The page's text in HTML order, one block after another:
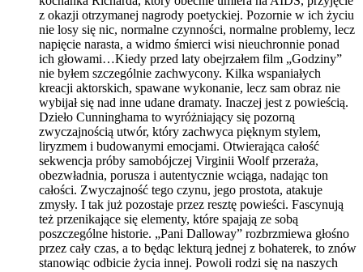
z okazji otrzymanej nagrody poetyckiej. Pozornie w ich życiu
nie losy się nic, normalne czynności, normalne problemy, lecz
napięcie narasta, a widmo śmierci wisi nieuchronnie ponad
ich głowami…Kiedy przed laty obejrzałem film „Godziny”
nie byłem szczególnie zachwycony. Kilka wspaniałych
kreacji aktorskich, spawane wykonanie, lecz sam obraz nie
wybijał się nad inne udane dramaty. Inaczej jest z powieścią.
Dzieło Cunninghama to wyróżniający się pozorną
zwyczajnością utwór, który zachwyca pięknym stylem,
liryzmem i budowanymi emocjami. Otwierająca całość
sekwencja próby samobójczej Virginii Woolf przeraża,
obezwładnia, porusza i autentycznie wciąga, nadając ton
całości. Zwyczajność tego czynu, jego prostota, atakuje
zmysły. I tak już pozostaje przez resztę powieści. Fascynują
też przenikające się elementy, które spajają ze sobą
poszczególne historie. „Pani Dalloway” rozbrzmiewa głośno
przez cały czas, a to będąc lekturą jednej z bohaterek, to znów
stanowiąc odbicie życia innej. Powoli rodzi się na naszych